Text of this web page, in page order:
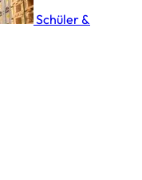
Schüler &